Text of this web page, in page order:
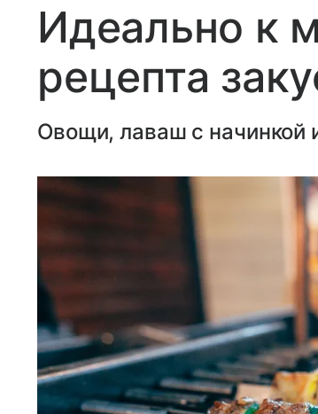
Идеально к
рецепта
Овощи, лаваш с начинкой